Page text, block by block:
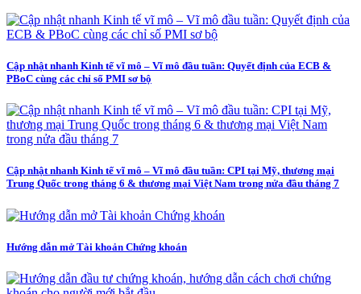
Cập nhật nhanh Kinh tế vĩ mô – Vĩ mô đầu tuần: Quyết định của ECB &
PBoC cùng các chỉ số PMI sơ bộ
Cập nhật nhanh Kinh tế vĩ mô – Vĩ mô đầu tuần: CPI tại Mỹ, thương mại
Trung Quốc trong tháng 6 & thương mại Việt Nam trong nửa đầu tháng 7
Hướng dẫn mở Tài khoản Chứng khoán